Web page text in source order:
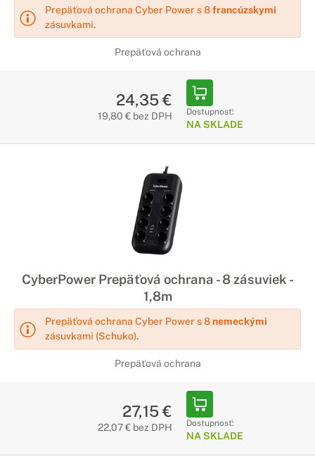
Prepäťová ochrana Cyber Power s 8francúzskymi
zásuvkami.
Prepäťová ochrana
24,35 €
19,80 € bez DPH Dostupnosť:
NA SKLADE
CyberPower Prepäťová ochrana - 8 zásuviek -
1,8m
Prepäťová ochrana Cyber Power s 8nemeckými
zásuvkami (Schuko).
Prepäťová ochrana
27,15 €
22,07 € bez DPH Dostupnosť:
NA SKLADE